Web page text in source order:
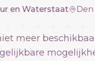
en Waterstaat Den
meer